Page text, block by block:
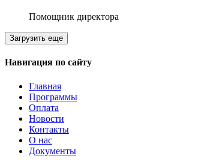
Помощник директора
Загрузить еще
Навигация по сайту
Главная
Программы
Оплата
Новости
Контакты
О нас
Документы